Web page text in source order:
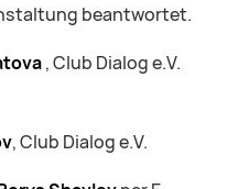
beantwortet.
, Club Dialog e.V.
, Club Dialog e.V.